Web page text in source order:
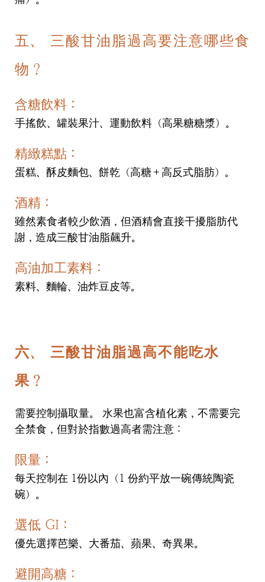
五、 三酸甘油脂過高要注意哪些食
物？
含糖飲料：
手搖飲、罐裝果汁、運動飲料（高果糖糖漿）。
精緻糕點：
蛋糕、酥皮麵包、餅乾（高糖＋高反式脂肪）。
酒精：
雖然素食者較少飲酒，但酒精會直接干擾脂肪代
謝，造成三酸甘油脂飆升。
高油加工素料：
素料、麵輪、油炸豆皮等。
六、 三酸甘油脂過高不能吃水
果？
需要控制攝取量。 水果也富含植化素，不需要完
全禁食，但對於指數過高者需注意：
限量：
每天控制在 1份以內（1 份約平放一碗傳統陶瓷
碗）。
選低 GI：
優先選擇芭樂、大番茄、蘋果、奇異果。
避開高糖：